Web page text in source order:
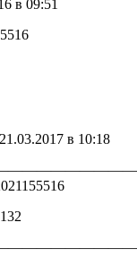
в 09:51
21.03.2017 в 10:18